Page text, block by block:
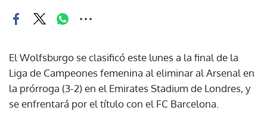
El Wolfsburgo se clasificó este lunes a la final de la
Liga de Campeones femenina al eliminar al Arsenal en
la prórroga (3-2) en el Emirates Stadium de Londres, y
se enfrentará por el título con el FC Barcelona.